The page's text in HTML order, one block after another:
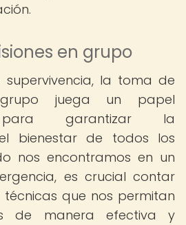
en grupo
supervivencia, la toma de
juega un papel
para garantizar la
bienestar de todos los
nos encontramos en un
es crucial contar
que nos permitan
de manera efectiva y